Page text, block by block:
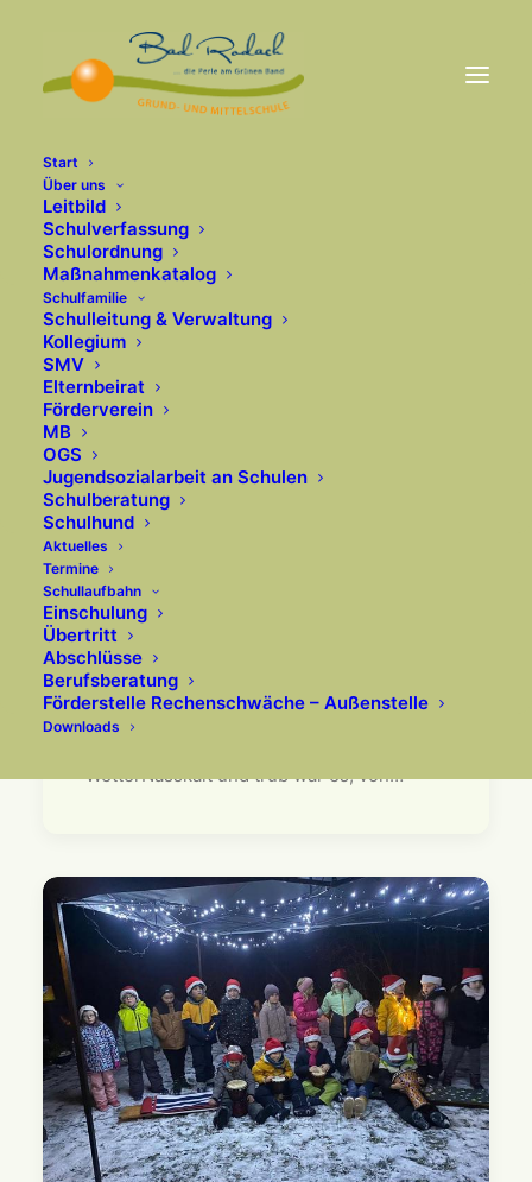
Start
Über uns
Leitbild
Schulverfassung
Schulordnung
Maßnahmenkatalog
Schulfamilie
Schulleitung & Verwaltung
Kollegium
SMV
Elternbeirat
Förderverein
MB
OGS
Jugendsozialarbeit an Schulen
Schulberatung
Schulhund
Aktuelles
Termine
Schullaufbahn
Einschulung
Übertritt
Abschlüsse
Berufsberatung
Förderstelle Rechenschwäche – Außenstelle
Downloads
Fränkische Weihnacht
2025 in Bad Rodach
Rhythmus statt Frost in Bad
WetterNasskalt und trüb war es, von…